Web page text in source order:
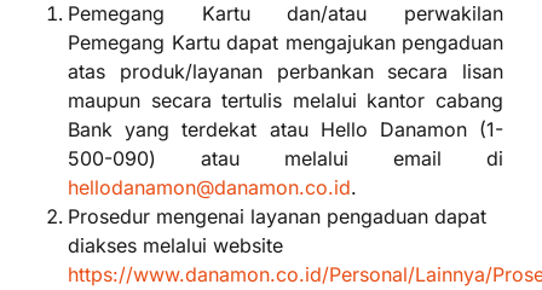
Pemegang Kartu dan/atau perwakilan
Pemegang Kartu dapat mengajukan pengaduan
atas produk/layanan perbankan secara lisan
maupun secara tertulis melalui kantor cabang
Bank yang terdekat atau Hello Danamon (1-
500-090) atau melalui email di
hellodanamon@danamon.co.id.
Prosedur mengenai layanan pengaduan dapat
diakses melalui website
https://www.danamon.co.id/Personal/Lainnya/